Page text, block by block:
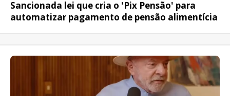
Sancionada lei que cria o 'Pix Pensão' para
automatizar pagamento de pensão alimentícia